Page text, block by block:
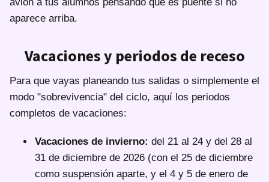
aparece arriba.
Vacaciones y periodos de receso
Para que vayas planeando tus salidas o simplemente el
modo "sobrevivencia" del ciclo, aquí los periodos
completos de vacaciones:
Vacaciones de invierno: del 21 al 24 y del 28 al
31 de diciembre de 2026 (con el 25 de diciembre
como suspensión aparte, y el 4 y 5 de enero de